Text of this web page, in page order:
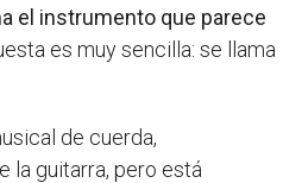
el instrumento que parece
es muy sencilla: se llama
de cuerda,
la guitarra, pero está